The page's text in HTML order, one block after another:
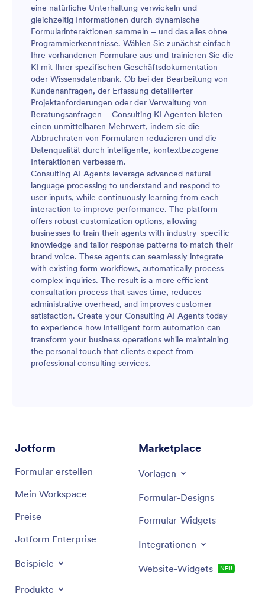
eine natürliche Unterhaltung verwickeln und
gleichzeitig Informationen durch dynamische
Formularinteraktionen sammeln – und das alles ohne
Programmierkenntnisse. Wählen Sie zunächst einfach
Ihre vorhandenen Formulare aus und trainieren Sie die
KI mit Ihrer spezifischen Geschäftsdokumentation
oder Wissensdatenbank. Ob bei der Bearbeitung von
Kundenanfragen, der Erfassung detaillierter
Projektanforderungen oder der Verwaltung von
Beratungsanfragen – Consulting KI Agenten bieten
einen unmittelbaren Mehrwert, indem sie die
Abbruchraten von Formularen reduzieren und die
Datenqualität durch intelligente, kontextbezogene
Interaktionen verbessern.
Consulting AI Agents leverage advanced natural
language processing to understand and respond to
user inputs, while continuously learning from each
interaction to improve performance. The platform
offers robust customization options, allowing
businesses to train their agents with industry-specific
knowledge and tailor response patterns to match their
brand voice. These agents can seamlessly integrate
with existing form workflows, automatically process
complex inquiries. The result is a more efficient
consultation process that saves time, reduces
administrative overhead, and improves customer
satisfaction. Create your Consulting AI Agents today
to experience how intelligent form automation can
transform your business operations while maintaining
the personal touch that clients expect from
professional consulting services.
Jotform
Formular erstellen
Mein Workspace
Preise
Jotform Enterprise
Beispiele
Produkte
Marketplace
Vorlagen
Formular-Designs
Formular-Widgets
Integrationen
Website-Widgets NEU